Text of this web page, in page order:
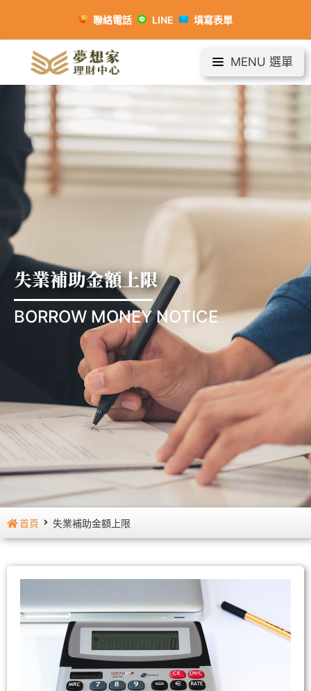
聯絡電話 LINE 填寫表單
MENU 選單
失業補助金額上限
BORROW MONEY NOTICE
首頁 失業補助金額上限